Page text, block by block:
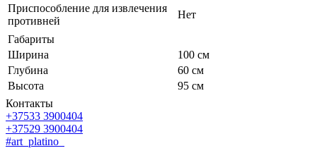
Приспособление для извлечения
противней
Нет
Габариты
Ширина
100 см
Глубина
60 см
Высота
95 см
Контакты
+37533 3900404
+37529 3900404
#art_platino